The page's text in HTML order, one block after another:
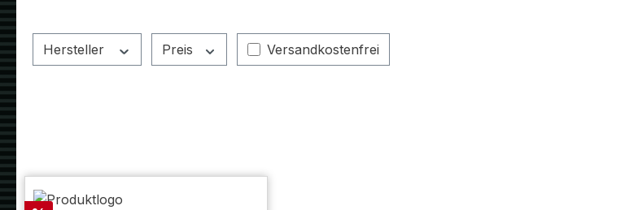
Hersteller Preis Filter hinzufügen: Versandkostenfrei
Versandkostenfrei